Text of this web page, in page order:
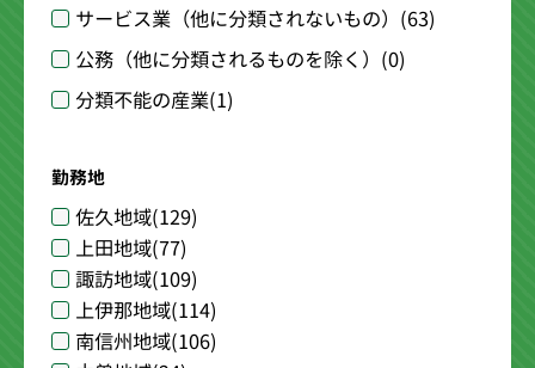
サービス業（他に分類されないもの） (63)
公務（他に分類されるものを除く） (0)
分類不能の産業(1)
勤務地
佐久地域(129)
上田地域(77)
諏訪地域(109)
上伊那地域(114)
南信州地域(106)